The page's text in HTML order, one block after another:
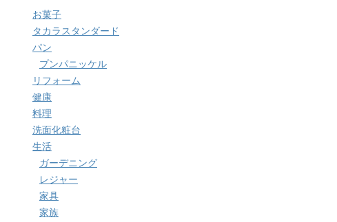
お菓子
タカラスタンダード
パン
プンパニッケル
リフォーム
健康
料理
洗面化粧台
生活
ガーデニング
レジャー
家具
家族